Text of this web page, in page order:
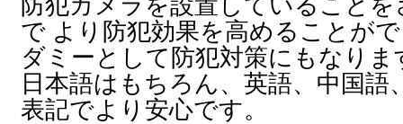
防犯カメラを設置していること
で より防犯効果を高めることが
ダミーとして防犯対策にもなりま
日本語はもちろん、英語、中国語
表記でより安心です。